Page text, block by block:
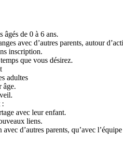
âgés de 0 à 6 ans.
avec d’autres parents, autour
inscription.
que vous désirez.
adultes
âge.
:
avec leur enfant.
liens.
d’autres parents, qu’avec